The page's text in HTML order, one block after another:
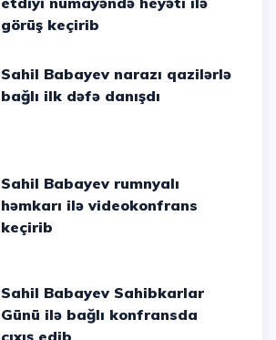
görüş keçirib
Sahil Babayev narazı qazilərlə
bağlı ilk dəfə danışdı
Sahil Babayev rumnyalı
həmkarı ilə videokonfrans
keçirib
Sahil Babayev Sahibkarlar
Günü ilə bağlı konfransda